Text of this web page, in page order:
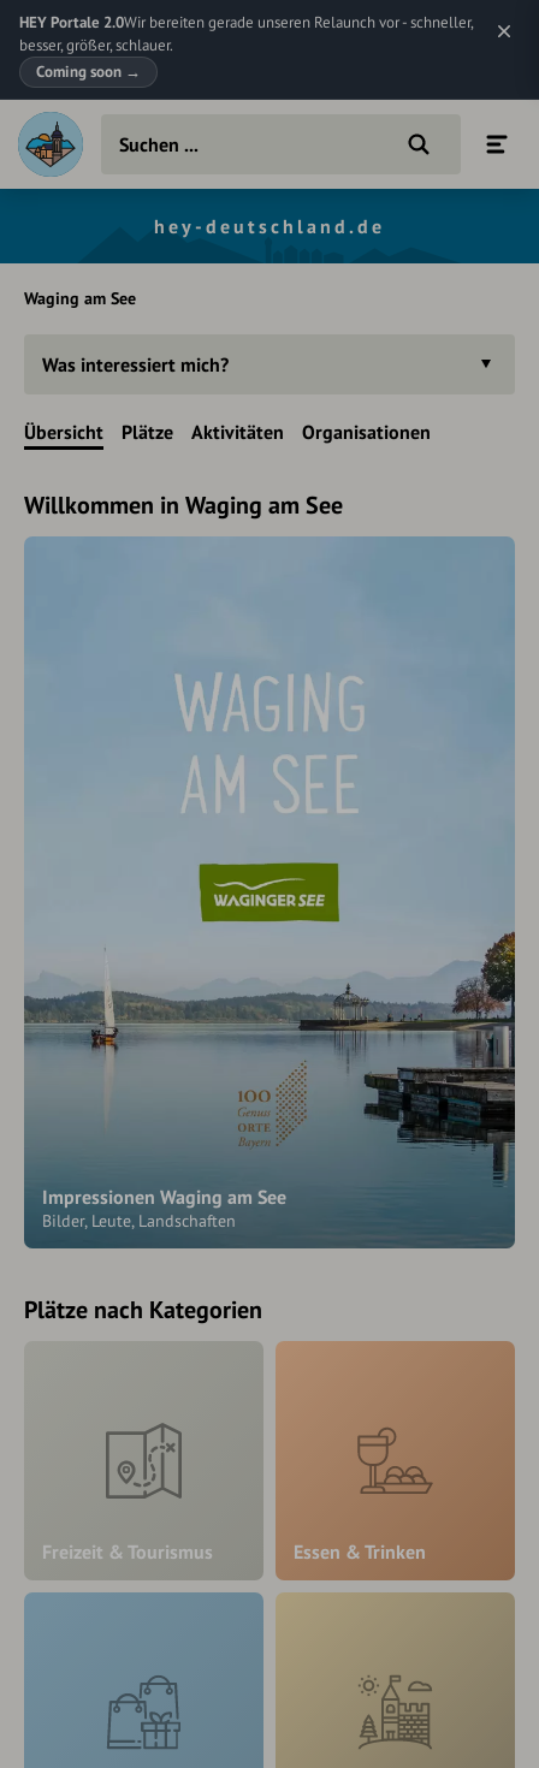
HEY Portale 2.0Wir bereiten gerade unseren Relaunch vor - schneller,
besser, größer, schlauer.
Coming soon →
hey-deutschland.de
Waging am See
Was interessiert mich?
Übersicht Plätze Aktivitäten Organisationen
Willkommen in Waging am See
Impressionen Waging am See
Bilder, Leute, Landschaften
Plätze nach Kategorien
Freizeit & Tourismus Essen & Trinken